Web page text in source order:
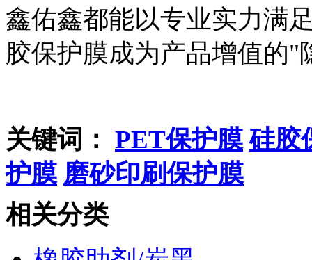
鑫佑鑫都能以专业实力满
胶保护膜成为产品增值的"
关键词： PET保护膜 硅胶
护膜 磨砂印刷保护膜
相关分类